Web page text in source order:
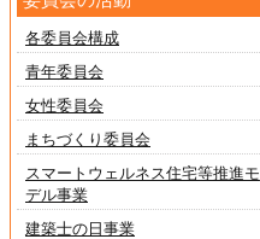
各委員会構成
青年委員会
女性委員会
まちづくり委員会
スマートウェルネス住宅等推進モ
デル事業
建築士の日事業